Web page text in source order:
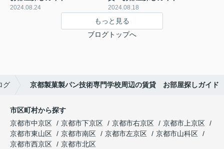
2024.08.24 2024.08.18
もっと見る
ブログトップへ
グ 京都製菓製パン技術専門学校周辺の賃貸 お部屋探しガイド
市区町村から探す
京都市中京区
京都市下京区 京都市右京区
京都市上京区
京都市東山区
京都市南区 京都市左京区
京都市山科区
京都市西京区
京都市北区